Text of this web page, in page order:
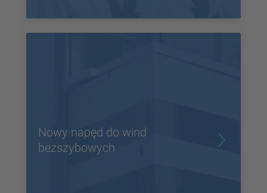
Nowy napęd do wind
bezszybowych